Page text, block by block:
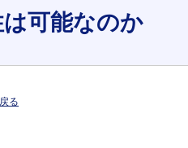
可能なのか
る